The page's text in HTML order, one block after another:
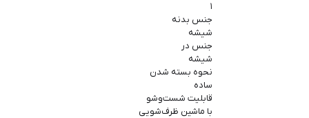
۱
جنس بدنه
شیشه
جنس در
شیشه
نحوه بسته شدن
ساده
قابلیت شست‌وشو
با ماشین ظرف‌شویی